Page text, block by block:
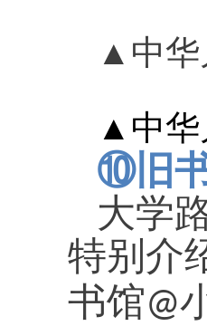
▲ 中
▲ 中
⑩旧
大学
特别介
书馆@